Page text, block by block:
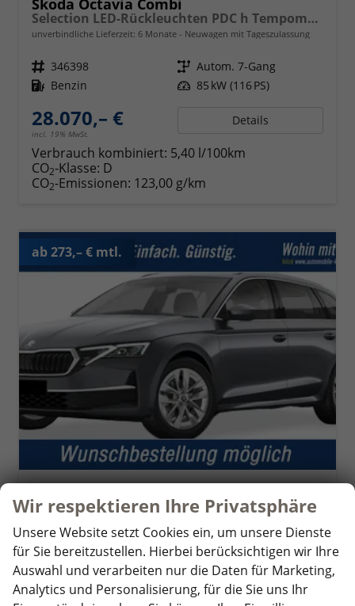
Skoda Octavia Combi
Selection LED-Rückleuchten PDC h Tempomat Lane Assist 2-Zonen Klimaauto. Sitzheizung v
unverbindliche Lieferzeit: 6 Monate Neuwagen mit Tageszulassung
Fahrzeugnr. 346398 Getriebe Autom. 7-Gang
Kraftstoff Benzin Leistung 85 kW (116 PS)
28.070,– €
incl. 19% MwSt.
Details
Verbrauch kombiniert: 5,40 l/100km
CO2-Klasse: D
CO2-Emissionen: 123,00 g/km
ab 273,– € mtl.
Skoda Octavia Combi
Top Selection Front Assist PDC h Tempomat 2-Zonen-Klimaauto. Voll-LED-Matrix-Scheinwerfer KESSY
unverbindliche Lieferzeit: 6 Monate
Fahrzeugnr. 346404 Getriebe Schalt. 6-Gang
Kraftstoff Benzin Leistung 85 kW (116 PS)
Wir respektieren Ihre Privatsphäre
Unsere Website setzt Cookies ein, um unsere Dienste
für Sie bereitzustellen. Hierbei berücksichtigen wir Ihre
Auswahl und verarbeiten nur die Daten für Marketing,
Analytics und Personalisierung, für die Sie uns Ihr